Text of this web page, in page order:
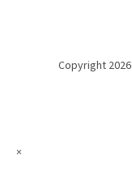
Copyright 2026
×